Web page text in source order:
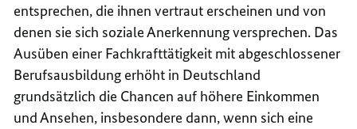
entsprechen, die ihnen vertraut erscheinen und von
denen sie sich soziale Anerkennung versprechen. Das
Ausüben einer Fachkrafttätigkeit mit abgeschlossener
Berufsausbildung erhöht in Deutschland
grundsätzlich die Chancen auf höhere Einkommen
und Ansehen, insbesondere dann, wenn sich eine